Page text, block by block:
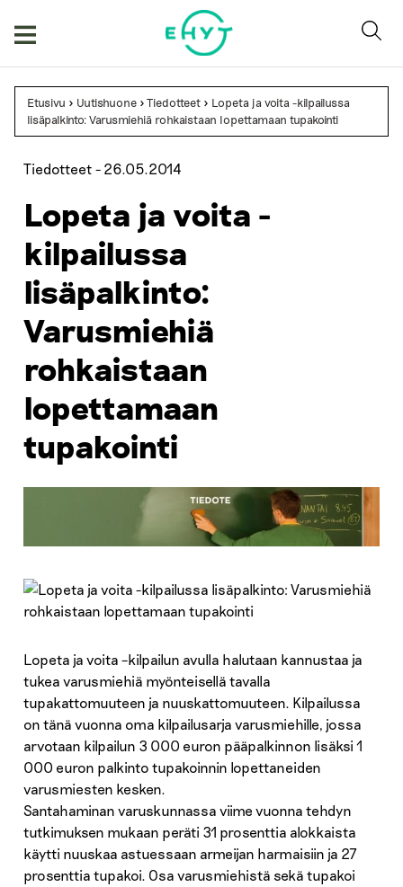
Etusivu > Uutishuone >Tiedotteet > Lopeta ja voita -kilpailussa
lisäpalkinto: Varusmiehiä rohkaistaan lopettamaan tupakointi
Tiedotteet - 26.05.2014
Lopeta ja voita -
kilpailussa
lisäpalkinto:
Varusmiehiä
rohkaistaan
lopettamaan
tupakointi
Lopeta ja voita –kilpailun avulla halutaan kannustaa ja
tukea varusmiehiä myönteisellä tavalla
tupakattomuuteen ja nuuskattomuuteen. Kilpailussa
on tänä vuonna oma kilpailusarja varusmiehille, jossa
arvotaan kilpailun 3 000 euron pääpalkinnon lisäksi 1
000 euron palkinto tupakoinnin lopettaneiden
varusmiesten kesken.
Santahaminan varuskunnassa viime vuonna tehdyn
tutkimuksen mukaan peräti 31 prosenttia alokkaista
käytti nuuskaa astuessaan armeijan harmaisiin ja 27
prosenttia tupakoi. Osa varusmiehistä sekä tupakoi